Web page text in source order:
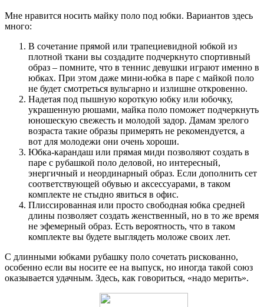
Мне нравится носить майку поло под юбки. Вариантов здесь
много:
В сочетание прямой или трапециевидной юбкой из
плотной ткани вы создадите подчеркнуто спортивный
образ – помните, что в теннис девушки играют именно в
юбках. При этом даже мини-юбка в паре с майкой поло
не будет смотреться вульгарно и излишне откровенно.
Надетая под пышную короткую юбку или юбочку,
украшенную рюшами, майка поло поможет подчеркнуть
юношескую свежесть и молодой задор. Дамам зрелого
возраста такие образы примерять не рекомендуется, а
вот для молодежи они очень хороши.
Юбка-карандаш или прямая миди позволяют создать в
паре с рубашкой поло деловой, но интересный,
энергичный и неординарный образ. Если дополнить сет
соответствующей обувью и аксессуарами, в таком
комплекте не стыдно явиться в офис.
Плиссированная или просто свободная юбка средней
длины позволяет создать женственный, но в то же время
не эфемерный образ. Есть вероятность, что в таком
комплекте вы будете выглядеть моложе своих лет.
С длинными юбками рубашку поло сочетать рискованно,
особенно если вы носите ее на выпуск, но иногда такой союз
оказывается удачным. Здесь, как говориться, «надо мерить».